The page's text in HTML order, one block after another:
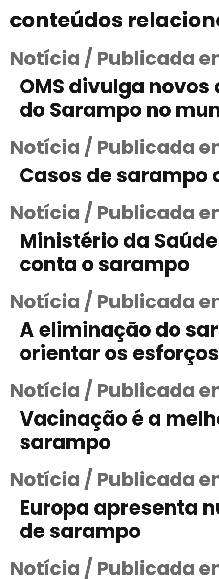
conteúdos
Notícia / Publicada
OMS divulga
do Sarampo no
Notícia / Publicada
Casos de sarampo
Notícia / Publicada
Ministério da
conta o sarampo
Notícia / Publicada
A eliminação do
orientar os
Notícia / Publicada
Vacinação é a
sarampo
Notícia / Publicada
Europa apresenta
de sarampo
Notícia / Publicada